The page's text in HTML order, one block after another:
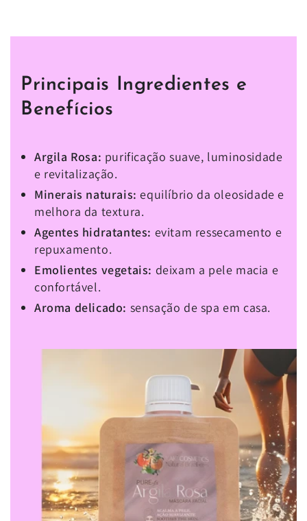
Principais Ingredientes e
Benefícios
Argila Rosa: purificação suave, luminosidade
e revitalização.
Minerais naturais: equilíbrio da oleosidade e
melhora da textura.
Agentes hidratantes: evitam ressecamento e
repuxamento.
Emolientes vegetais: deixam a pele macia e
confortável.
Aroma delicado: sensação de spa em casa.